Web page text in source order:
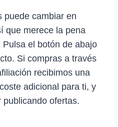
puede cambiar en
que merece la pena
el botón de abajo
Si compras a través
recibimos una
adicional para ti, y
ofertas.